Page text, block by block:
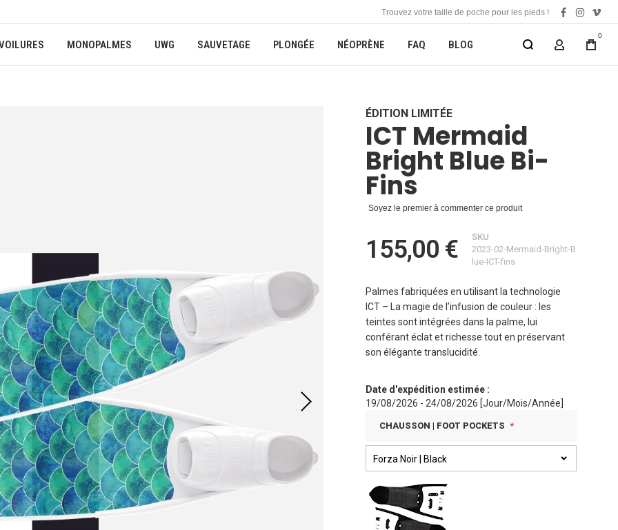
Trouvez votre taille de poche pour les pieds !
facebook
MONOPALMES UWG SAUVETAGE PLONGÉE NÉOPRÈNE FAQ BLOG MON
0
ÉDITION LIMITÉE
ICT Mermaid
Bright Blue Bi-
Fins
Soyez le premier à commenter ce produit
155,00 €
SKU
2023-02-Mermaid-Bright-B
lue-ICT-fins
Palmes fabriquées en utilisant la technologie
ICT – La magie de l’infusion de couleur : les
teintes sont intégrées dans la palme, lui
conférant éclat et richesse tout en préservant
son élégante translucidité.
Date d'expédition estimée :
19/08/2026 - 24/08/2026 [Jour/Mois/Année]
CHAUSSON | FOOT POCKETS